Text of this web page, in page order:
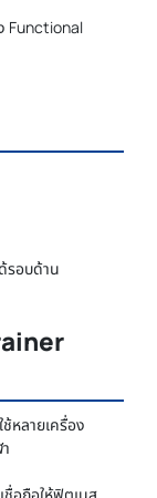
Functional
รอบด้าน
หลายเครื่อง